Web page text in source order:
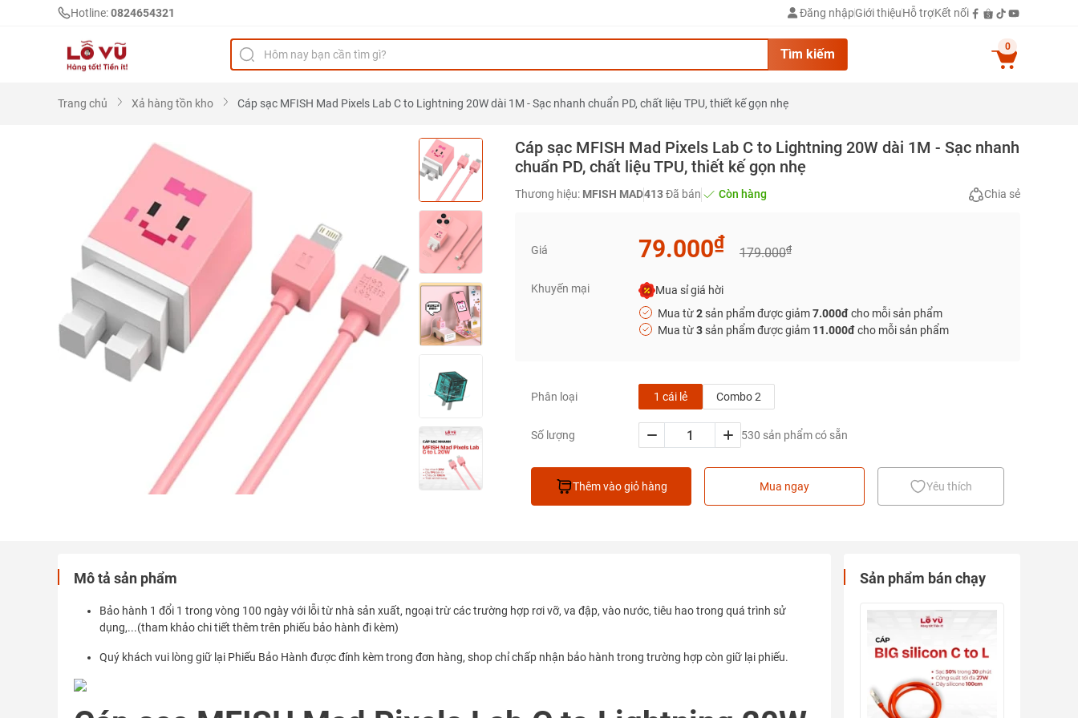
Hotline:0824654321 Đăng nhậpGiới thiệuHỗ trợKết nối
Tìm kiếm 0
Trang chủ Xả hàng tồn kho Cáp sạc MFISH Mad Pixels Lab C to Lightning 20W dài 1M - Sạc nhanh chuẩn PD, chất liệu TPU, thiết kế gọn nhẹ
Cáp sạc MFISH Mad Pixels Lab C to Lightning 20W dài 1M - Sạc nhanh
chuẩn PD, chất liệu TPU, thiết kế gọn nhẹ
Thương hiệu: MFISH MAD413Đã bán Còn hàng Chia sẻ
Giá 79.000₫
179.000₫
Khuyến mại
Mua sỉ giá hời
Mua từ2sản phẩm được giảm7.000đcho mỗi sản phẩm
Mua từ3sản phẩm được giảm 11.000đcho mỗi sản phẩm
Phân loại 1 cái lẻ Combo 2
Số lượng 530 sản phẩm có sẵn
Thêm vào giỏ hàng Mua ngay Yêu thích
Mô tả sản phẩm
Bảo hành 1 đổi 1 trong vòng 100 ngày với lỗi từ nhà sản xuất, ngoại trừ các trường hợp rơi vỡ, va đập, vào nước, tiêu hao trong quá trình sử
dụng,...(tham khảo chi tiết thêm trên phiếu bảo hành đi kèm)
Quý khách vui lòng giữ lại Phiếu Bảo Hành được đính kèm trong đơn hàng, shop chỉ chấp nhận bảo hành trong trường hợp còn giữ lại phiếu.
Sản phẩm bán chạy